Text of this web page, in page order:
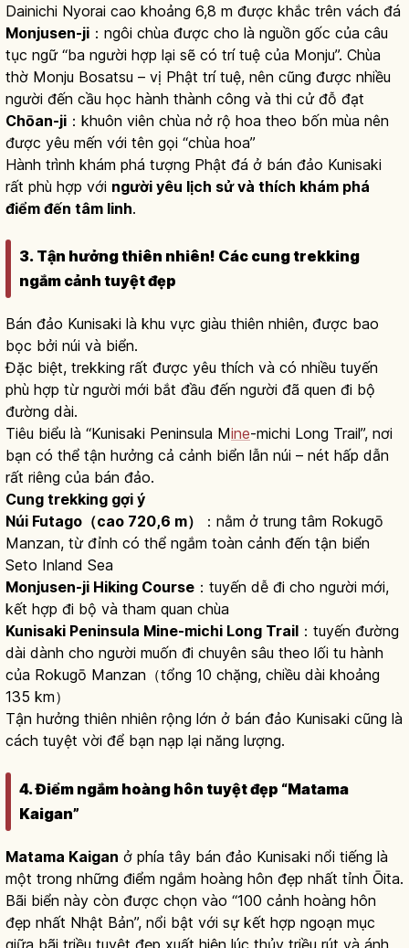
Dainichi Nyorai cao khoảng 6,8 m được khắc trên vách đá
Monjusen-ji ：ngôi chùa được cho là nguồn gốc của câu
tục ngữ “ba người hợp lại sẽ có trí tuệ của Monju”. Chùa
thờ Monju Bosatsu – vị Phật trí tuệ, nên cũng được nhiều
người đến cầu học hành thành công và thi cử đỗ đạt
Chōan-ji ：khuôn viên chùa nở rộ hoa theo bốn mùa nên
được yêu mến với tên gọi “chùa hoa”
Hành trình khám phá tượng Phật đá ở bán đảo Kunisaki
rất phù hợp với người yêu lịch sử và thích khám phá
điểm đến tâm linh.
3. Tận hưởng thiên nhiên! Các cung trekking
ngắm cảnh tuyệt đẹp
Bán đảo Kunisaki là khu vực giàu thiên nhiên, được bao
bọc bởi núi và biển.
Đặc biệt, trekking rất được yêu thích và có nhiều tuyến
phù hợp từ người mới bắt đầu đến người đã quen đi bộ
đường dài.
Tiêu biểu là “Kunisaki Peninsula Mine-michi Long Trail”, nơi
bạn có thể tận hưởng cả cảnh biển lẫn núi – nét hấp dẫn
rất riêng của bán đảo.
Cung trekking gợi ý
Núi Futago（cao 720,6 m）
：nằm ở trung tâm Rokugō
Manzan, từ đỉnh có thể ngắm toàn cảnh đến tận biển
Seto Inland Sea
Monjusen-ji Hiking Course ：tuyến dễ đi cho người mới,
kết hợp đi bộ và tham quan chùa
Kunisaki Peninsula Mine-michi Long Trail ：tuyến đường
dài dành cho người muốn đi chuyên sâu theo lối tu hành
của Rokugō Manzan（tổng 10 chặng, chiều dài khoảng
135 km）
Tận hưởng thiên nhiên rộng lớn ở bán đảo Kunisaki cũng là
cách tuyệt vời để bạn nạp lại năng lượng.
4. Điểm ngắm hoàng hôn tuyệt đẹp “Matama
Kaigan”
Matama Kaigan ở phía tây bán đảo Kunisaki nổi tiếng là
một trong những điểm ngắm hoàng hôn đẹp nhất tỉnh Ōita.
Bãi biển này còn được chọn vào “100 cảnh hoàng hôn
đẹp nhất Nhật Bản”, nổi bật với sự kết hợp ngoạn mục
giữa bãi triều tuyệt đẹp xuất hiện lúc thủy triều rút và ánh